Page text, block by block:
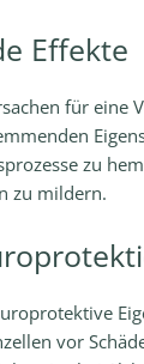
Effekte
für eine
zu
zu mildern.
vor